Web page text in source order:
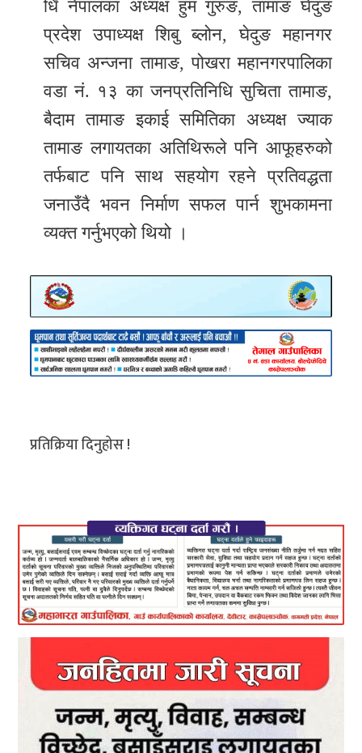
धिँ नेपालका अध्यक्ष हुम गुरुङ, तामाङ घेदुङ
प्रदेश उपाध्यक्ष शिबु ब्लोन, घेदुङ महानगर
सचिव अन्जना तामाङ, पोखरा महानगरपालिका
वडा नं. १३ का जनप्रतिनिधि सुचिता तामाङ,
बैदाम तामाङ इकाई समितिका अध्यक्ष ज्याक
तामाङ लगायतका अतिथिरूले पनि आफूहरुको
तर्फबाट पनि साथ सहयोग रहने प्रतिवद्धता
जनाउँदै भवन निर्माण सफल पार्न शुभकामना
व्यक्त गर्नुभएको थियो ।
प्रतिक्रिया दिनुहोस !